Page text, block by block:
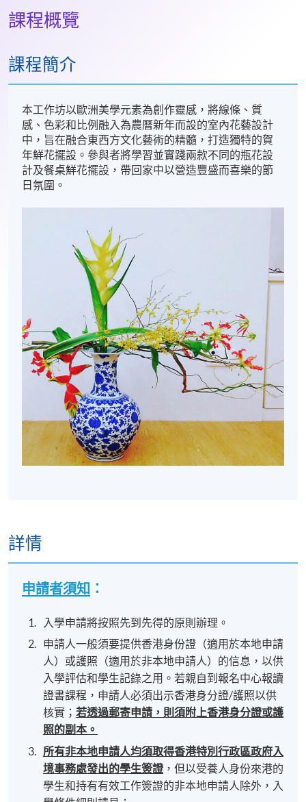
課程概覽
課程簡介
本工作坊以歐洲美學元素為創作靈感，將線條、質
感、色彩和比例融入為農曆新年而設的室內花藝設計
中，旨在融合東西方文化藝術的精髓，打造獨特的賀
年鮮花擺設。參與者將學習並實踐兩款不同的瓶花設
計及餐桌鮮花擺設，帶回家中以營造豐盛而喜樂的節
日氛圍。
詳情
申請者須知 ：
入學申請將按照先到先得的原則辦理。
申請人一般須要提供香港身份證（適用於本地申請
人）或護照（適用於非本地申請人）的信息，以供
入學評估和學生記錄之用。若親自到報名中心報讀
證書課程，申請人必須出示香港身分證/護照以供
核實；若透過郵寄申請，則須附上香港身分證或護
照的副本。
所有非本地申請人均須取得香港特別行政區政府入
境事務處發出的學生簽證 ，但以受養人身份來港的
學生和持有有效工作簽證的非本地申請人除外，入